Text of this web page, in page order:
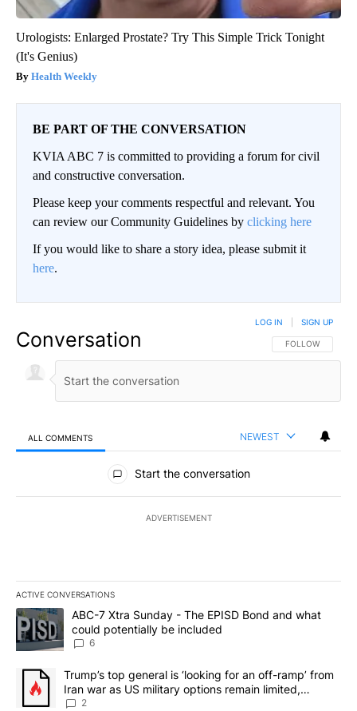
Urologists: Enlarged Prostate? Try This Simple Trick Tonight
(It's Genius)
Health Weekly
BE PART OF THE CONVERSATION
KVIA ABC 7 is committed to providing a forum for civil
and constructive conversation.
Please keep your comments respectful and relevant. You
can review our Community Guidelines by clicking here
If you would like to share a story idea, please submit it
here.
Conversation FOLLOW THIS
FOLLOW
LOG IN SIGN UP
ALL COMMENTS NEWEST
All Comments
Start the conversation
ADVERTISEMENT
ACTIVE CONVERSATIONS
The following is a list of the most commented articles in the last
A trending article titled "ABC-7 Xtra Sunday - The EPISD Bond
ABC-7 Xtra Sunday - The EPISD Bond and what
could potentially be included
6
A trending article titled "Trump’s top general is ‘looking for an
Trump’s top general is ‘looking for an off-ramp’ from
Iran war as US military options remain limited,
sources say
2